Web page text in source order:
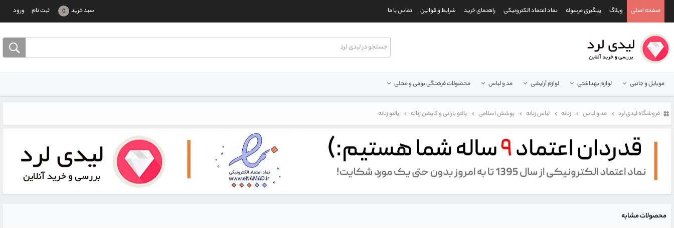
ورود ثبت نام سبد خرید 0 صفحه اصلی وبلاگ پیگیری مرسوله نماد اعتماد الکترونیکی راهنمای خرید شرایط و قوانین تماس با ما
موبایل و جانبی لوازم بهداشتی لوازم آرایشی مد و لباس محصولات فرهنگی بومی و محلی
فروشگاه لیدی لرد مد و لباس زنانه لباس زنانه پوشش اسلامی پالتو بارانی و کاپشن زنانه پالتو زنانه
محصولات مشابه